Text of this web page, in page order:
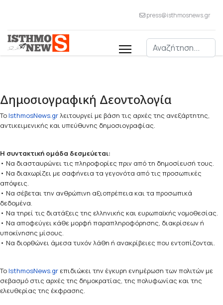
press@isthmosnews.gr
Αναζήτηση
Δημοσιογραφική Δεοντολογία
ΤοIsthmosNews.grλειτουργεί με βάση τις αρχές της ανεξάρτητης,
αντικειμενικής και υπεύθυνης δημοσιογραφίας.
Η συντακτική ομάδα δεσμεύεται:
• Να διασταυρώνει τις πληροφορίες πριν από τη δημοσίευσή τους.
• Να διαχωρίζει με σαφήνεια τα γεγονότα από τις προσωπικές
απόψεις.
• Να σέβεται την ανθρώπινη αξιοπρέπεια και τα προσωπικά
δεδομένα.
• Να τηρεί τις διατάξεις της ελληνικής και ευρωπαϊκής νομοθεσίας.
• Να αποφεύγει κάθε μορφή παραπληροφόρησης, διακρίσεων ή
υποκίνησης μίσους.
• Να διορθώνει άμεσα τυχόν λάθη ή ανακρίβειες που εντοπίζονται.
ΤοIsthmosNews.gr επιδιώκει την έγκυρη ενημέρωση των πολιτών με
σεβασμό στις αρχές της δημοκρατίας, της πολυφωνίας και της
ελευθερίας της έκφρασης.